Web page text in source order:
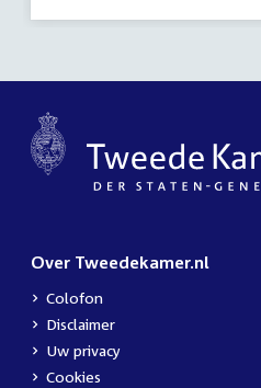
Over Tweedekamer.nl
Colofon
Disclaimer
Uw privacy
Cookies